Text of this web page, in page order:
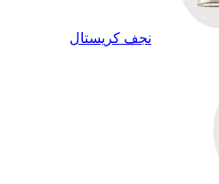
نجف كريستال